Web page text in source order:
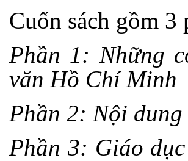
Cuốn sách gồm 3
Phần 1: Những
văn Hồ Chí Minh
Phần 2: Nội
Phần 3: Giáo